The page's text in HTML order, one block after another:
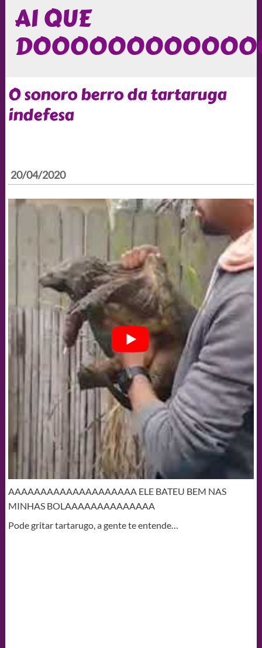
AI QUE
O sonoro berro da tartaruga
indefesa
20/04/2020
AAAAAAAAAAAAAAAAAAAA ELE BATEU BEM NAS
MINHAS BOLAAAAAAAAAAAAAA
Pode gritar tartarugo, a gente te entende…